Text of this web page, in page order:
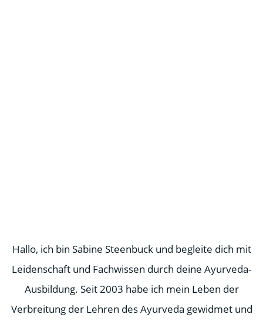
Hallo, ich bin Sabine Steenbuck und begleite dich mit
Leidenschaft und Fachwissen durch deine Ayurveda-
Ausbildung. Seit 2003 habe ich mein Leben der
Verbreitung der Lehren des Ayurveda gewidmet und